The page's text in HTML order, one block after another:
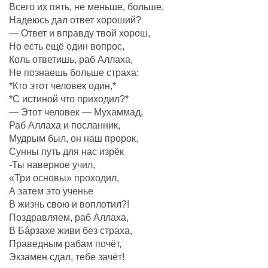
Всего их пять, не меньше, больше,
Надеюсь дал ответ хороший?
— Ответ и вправду твой хорош,
Но есть ещё один вопрос,
Коль ответишь, раб Аллаха,
Не познаешь больше страха:
*Кто этот человек один,*
*С истиной что приходил?*
— Этот человек — Мухаммад,
Раб Аллаха и посланник,
Мудрым был, он наш пророк,
Сунны путь для нас изрёк
-Ты наверное учил,
«Три основы» проходил,
А затем это ученье
В жизнь свою и воплотил?!
Поздравляем, раб Аллаха,
В Бáрзахе живи без страха,
Праведным рабам почëт,
Экзамен сдал, тебе зачёт!